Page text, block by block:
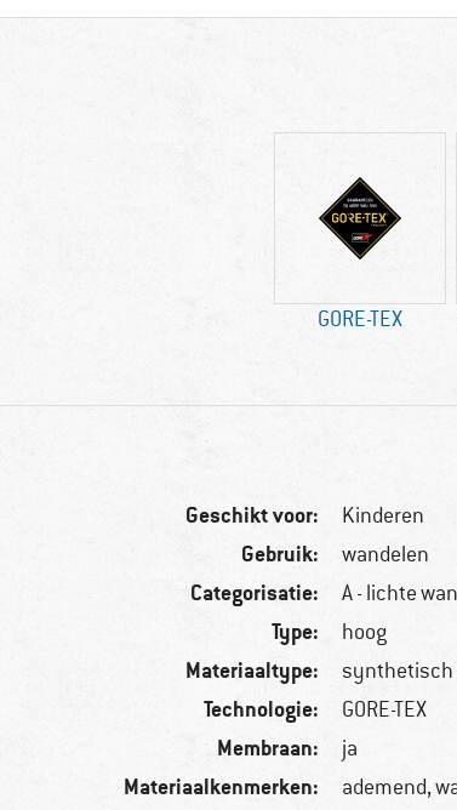
GORE-TEX
Geschikt voor: Kinderen
Gebruik: wandelen
Categorisatie: A - lichte
Type: hoog
Materiaaltype: synthetisch
Technologie: GORE-TEX
Membraan: ja
Materiaalkenmerken: ademend,